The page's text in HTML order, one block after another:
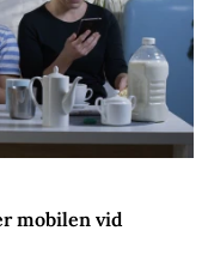
mobilen vid